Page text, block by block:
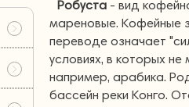
Робуста - вид
мареновые. Кофейные
переводе означает
условиях, в которых
например, арабика.
бассейн реки Конго.